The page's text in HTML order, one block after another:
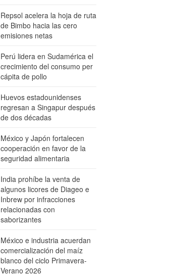
Repsol acelera la hoja de ruta
de Bimbo hacia las cero
emisiones netas
Perú lidera en Sudamérica el
crecimiento del consumo per
cápita de pollo
Huevos estadounidenses
regresan a Singapur después
de dos décadas
México y Japón fortalecen
cooperación en favor de la
seguridad alimentaria
India prohíbe la venta de
algunos licores de Diageo e
Inbrew por infracciones
relacionadas con
saborizantes
México e industria acuerdan
comercialización del maíz
blanco del ciclo Primavera-
Verano 2026